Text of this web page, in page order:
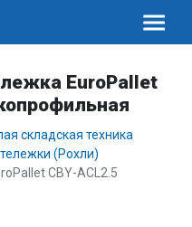
EuroPallet
складская техника
(Рохли)
CBY-ACL2.5